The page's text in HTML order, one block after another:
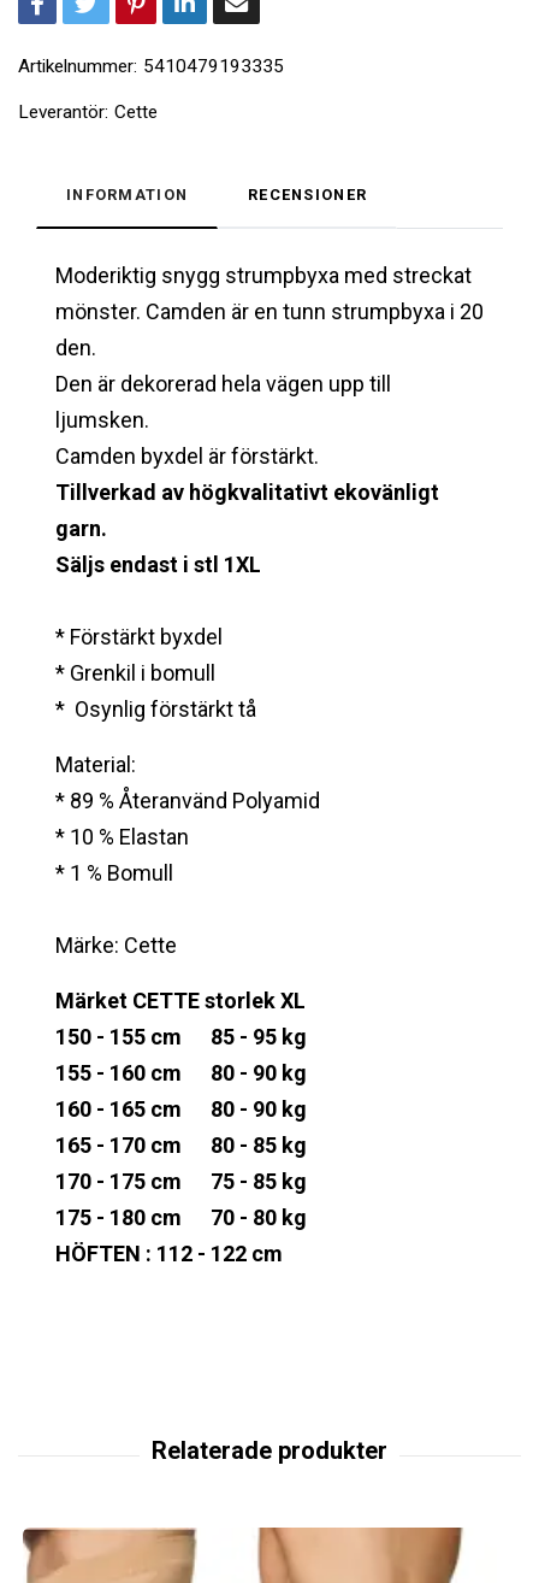
Artikelnummer: 5410479193335
Leverantör: Cette
INFORMATION RECENSIONER
Moderiktig snygg strumpbyxa med streckat
mönster. Camden är en tunn strumpbyxa i 20
den.
Den är dekorerad hela vägen upp till
ljumsken.
Camden byxdel är förstärkt.
Tillverkad av högkvalitativt ekovänligt
garn.
Säljs endast i stl 1XL
* Förstärkt byxdel
* Grenkil i bomull
* Osynlig förstärkt tå
Material:
* 89 % Återanvänd Polyamid
* 10 % Elastan
* 1 % Bomull
Märke: Cette
Märket CETTE storlek XL
150 - 155 cm 85 - 95 kg
155 - 160 cm 80 - 90 kg
160 - 165 cm 80 - 90 kg
165 - 170 cm 80 - 85 kg
170 - 175 cm 75 - 85 kg
175 - 180 cm 70 - 80 kg
HÖFTEN : 112 - 122 cm